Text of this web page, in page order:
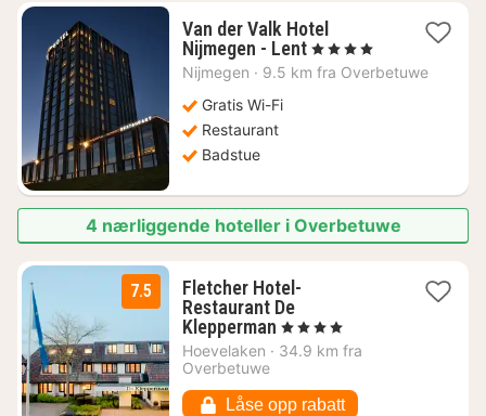
Van der Valk Hotel
Nijmegen - Lent1
natt
, 4 Stjerner
Nijmegen · 9.5 km fra Overbetuwe
Gratis Wi-Fi
Restaurant
Badstue
4 nærliggende hoteller i Overbetuwe
7.5
Fletcher Hotel-
Restaurant De
Klepperman 1
natt
kr.
, 4 Stjerner
Hoevelaken · 34.9 km fra
Overbetuwe
Låse opp rabatt